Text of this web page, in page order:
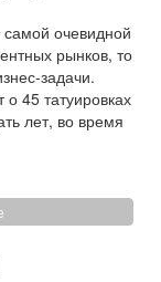
самой очевидной
рынков, то
задачи.
45 татуировках
лет, во время